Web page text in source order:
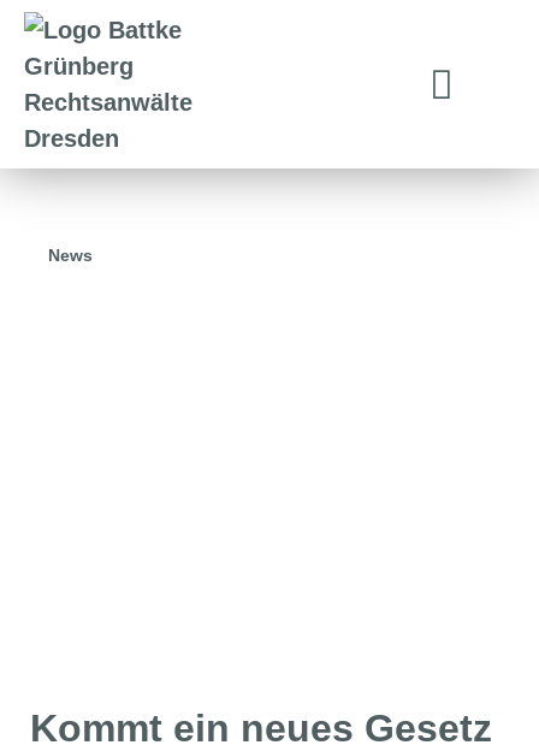
News
Kommt ein neues Gesetz